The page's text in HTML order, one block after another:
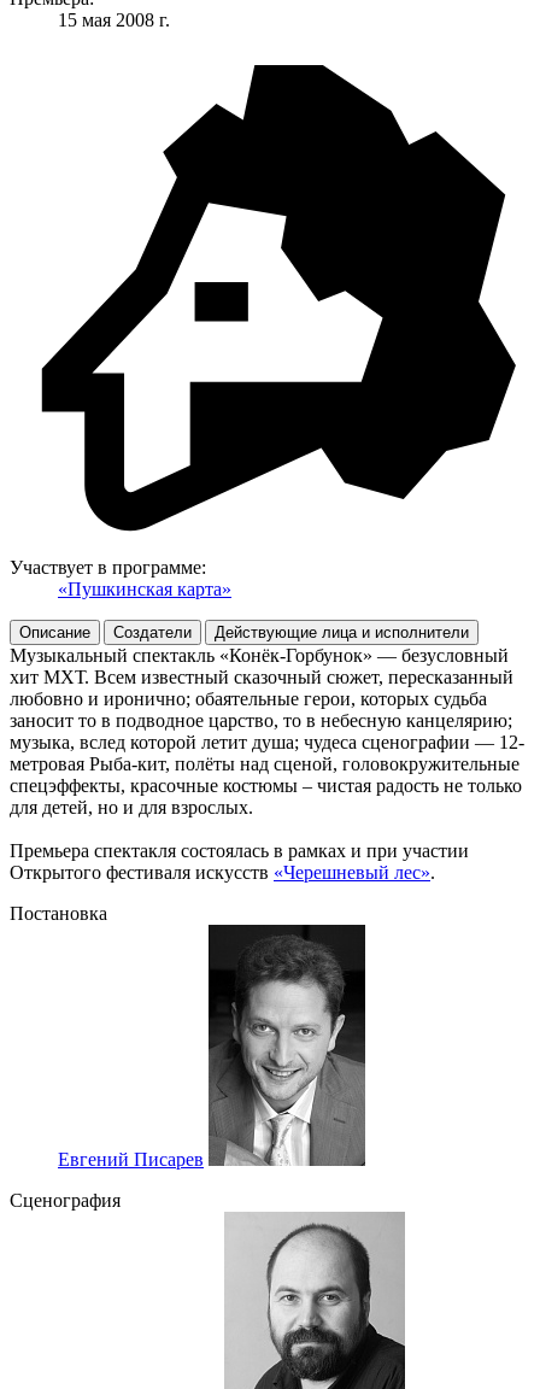
15 мая 2008 г.
Участвует в программе:
«Пушкинская карта»
Описание Создатели Действующие лица и исполнители
Музыкальный спектакль «Конёк-Горбунок» — безусловный
хит МХТ. Всем известный сказочный сюжет, пересказанный
любовно и иронично; обаятельные герои, которых судьба
заносит то в подводное царство, то в небесную канцелярию;
музыка, вслед которой летит душа; чудеса сценографии — 12-
метровая Рыба-кит, полёты над сценой, головокружительные
спецэффекты, красочные костюмы – чистая радость не только
для детей, но и для взрослых.
Премьера спектакля состоялась в рамках и при участии
Открытого фестиваля искусств «Черешневый лес».
Постановка
Евгений Писарев
Сценография